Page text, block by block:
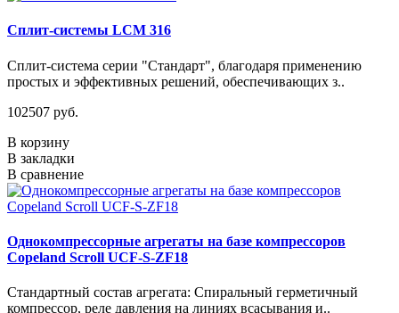
Сплит-системы LCM 316
Сплит-система серии "Стандарт", благодаря применению
простых и эффективных решений, обеспечивающих з..
102507 руб.
В корзину
В закладки
В сравнение
Однокомпрессорные агрегаты на базе компрессоров
Copeland Scroll UCF-S-ZF18
Стандартный состав агрегата: Спиральный герметичный
компрессор, реле давления на линиях всасывания и..